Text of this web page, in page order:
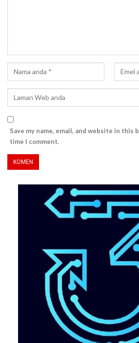
Save my name, email, and website in
time I comment.